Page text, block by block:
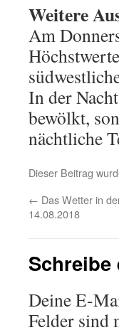
Weitere
Am
In der
bewölkt,
nächtliche
Dieser Beitrag
← Das Wetter in
14.08.2018
Schreibe
Deine E-
Felder sind